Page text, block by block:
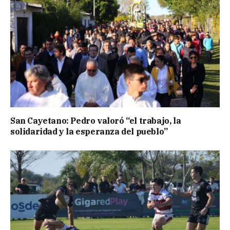
San Cayetano: Pedro valoró “el trabajo, la
solidaridad y la esperanza del pueblo”